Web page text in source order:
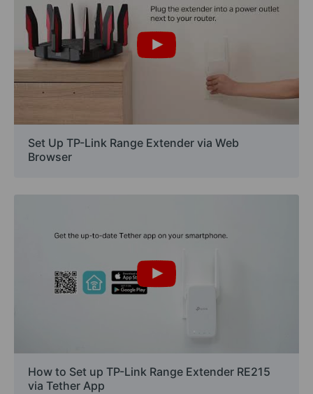
Set Up TP-Link Range Extender via Web
Browser
How to Set up TP-Link Range Extender RE215
via Tether App